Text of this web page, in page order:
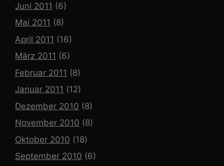
Juni 2011 (6)
Mai 2011 (8)
April 2011 (16)
März 2011 (6)
Februar 2011 (8)
Januar 2011 (12)
Dezember 2010 (8)
November 2010 (8)
Oktober 2010 (18)
September 2010 (6)